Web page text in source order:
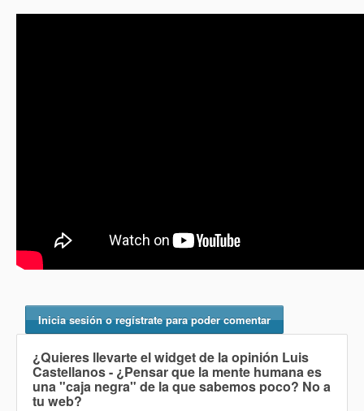
Inicia sesión o regístrate para poder comentar
¿Quieres llevarte el widget de la opinión Luis
Castellanos - ¿Pensar que la mente humana es
una "caja negra" de la que sabemos poco? No a
tu web?